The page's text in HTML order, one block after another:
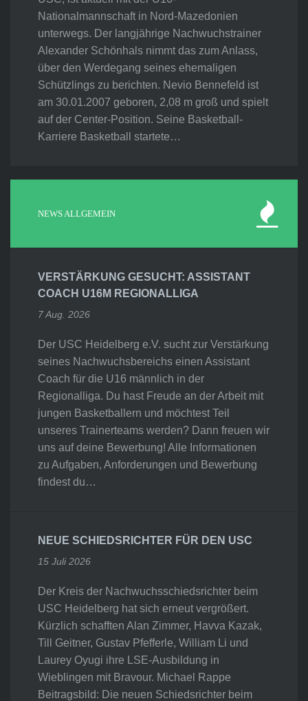
Nationalmannschaft in Nord-Mazedonien
unterwegs. Der langjährige Nachwuchstrainer
Alexander Schönhals nimmt das zum Anlass,
über den Werdegang seines ehemaligen
Schützlings zu berichten. Nevio Bennefeld ist
am 30.01.2007 geboren, 2,08 m groß und spielt
auf der Center-Position. Seine Basketball-
Karriere Basketball startete…
NEWS ALLGEMEIN
VERSTÄRKUNG GESUCHT: ASSISTANT
COACH U16M REGIONALLIGA
7 Aug. 2026
Der USC Heidelberg e.V. sucht zur Verstärkung
seines Nachwuchsbereichs einen Assistant
Coach für die U16 männlich in der
Regionalliga. Du hast Freude an der Arbeit mit
jungen Basketballern und möchtest Teil
unseres Trainerteams werden? Dann freuen wir
uns auf deine Bewerbung! Alle Informationen
zu Aufgaben, Anforderungen und Bewerbung
findest du…
NEUE SCHIEDSRICHTER FÜR DEN USC
15 Juli 2026
Der Kreis der Nachwuchsschiedsrichter beim
USC Heidelberg hat sich erneut vergrößert.
Kürzlich schafften Alan Zimmer, Havva Kazak,
Till Geitner, Gustav Pfefferle, William Li und
Laurey Oyugi ihre LSE-Ausbildung in
Wieblingen mit Bravour. Michael Rappe
Beitragsbild: Die neuen Schiedsrichter beim